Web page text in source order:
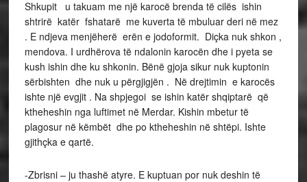
Shkupit u takuam me një karocë brenda të cilës ishin
shtrirë katër fshatarë me kuverta të mbuluar deri në mez
. E ndjeva menjëherë erën e jodoformit. Diçka nuk shkon ,
mendova. I urdhërova të ndalonin karocën dhe i pyeta se
kush ishin dhe ku shkonin. Bënë gjoja sikur nuk kuptonin
sërbishten dhe nuk u përgjigjën . Në drejtimin e karocës
ishte një evgjit . Na shpjegoi se ishin katër shqiptarë që
ktheheshin nga luftimet në Merdar. Kishin mbetur të
plagosur në këmbët dhe po ktheheshin në shtëpi. Ishte
gjithçka e qartë.
-Zbrisni – ju thashë atyre. E kuptuan por nuk deshin të